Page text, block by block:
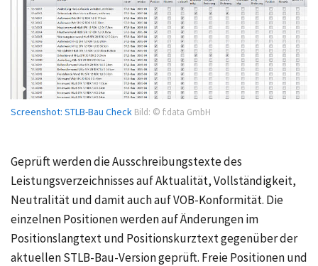
Screenshot: STLB-Bau Check Bild: © f:data GmbH
Geprüft werden die Ausschreibungstexte des
Leistungsverzeichnisses auf Aktualität, Vollständigkeit,
Neutralität und damit auch auf VOB-Konformität. Die
einzelnen Positionen werden auf Änderungen im
Positionslangtext und Positionskurztext gegenüber der
aktuellen STLB-Bau-Version geprüft. Freie Positionen und